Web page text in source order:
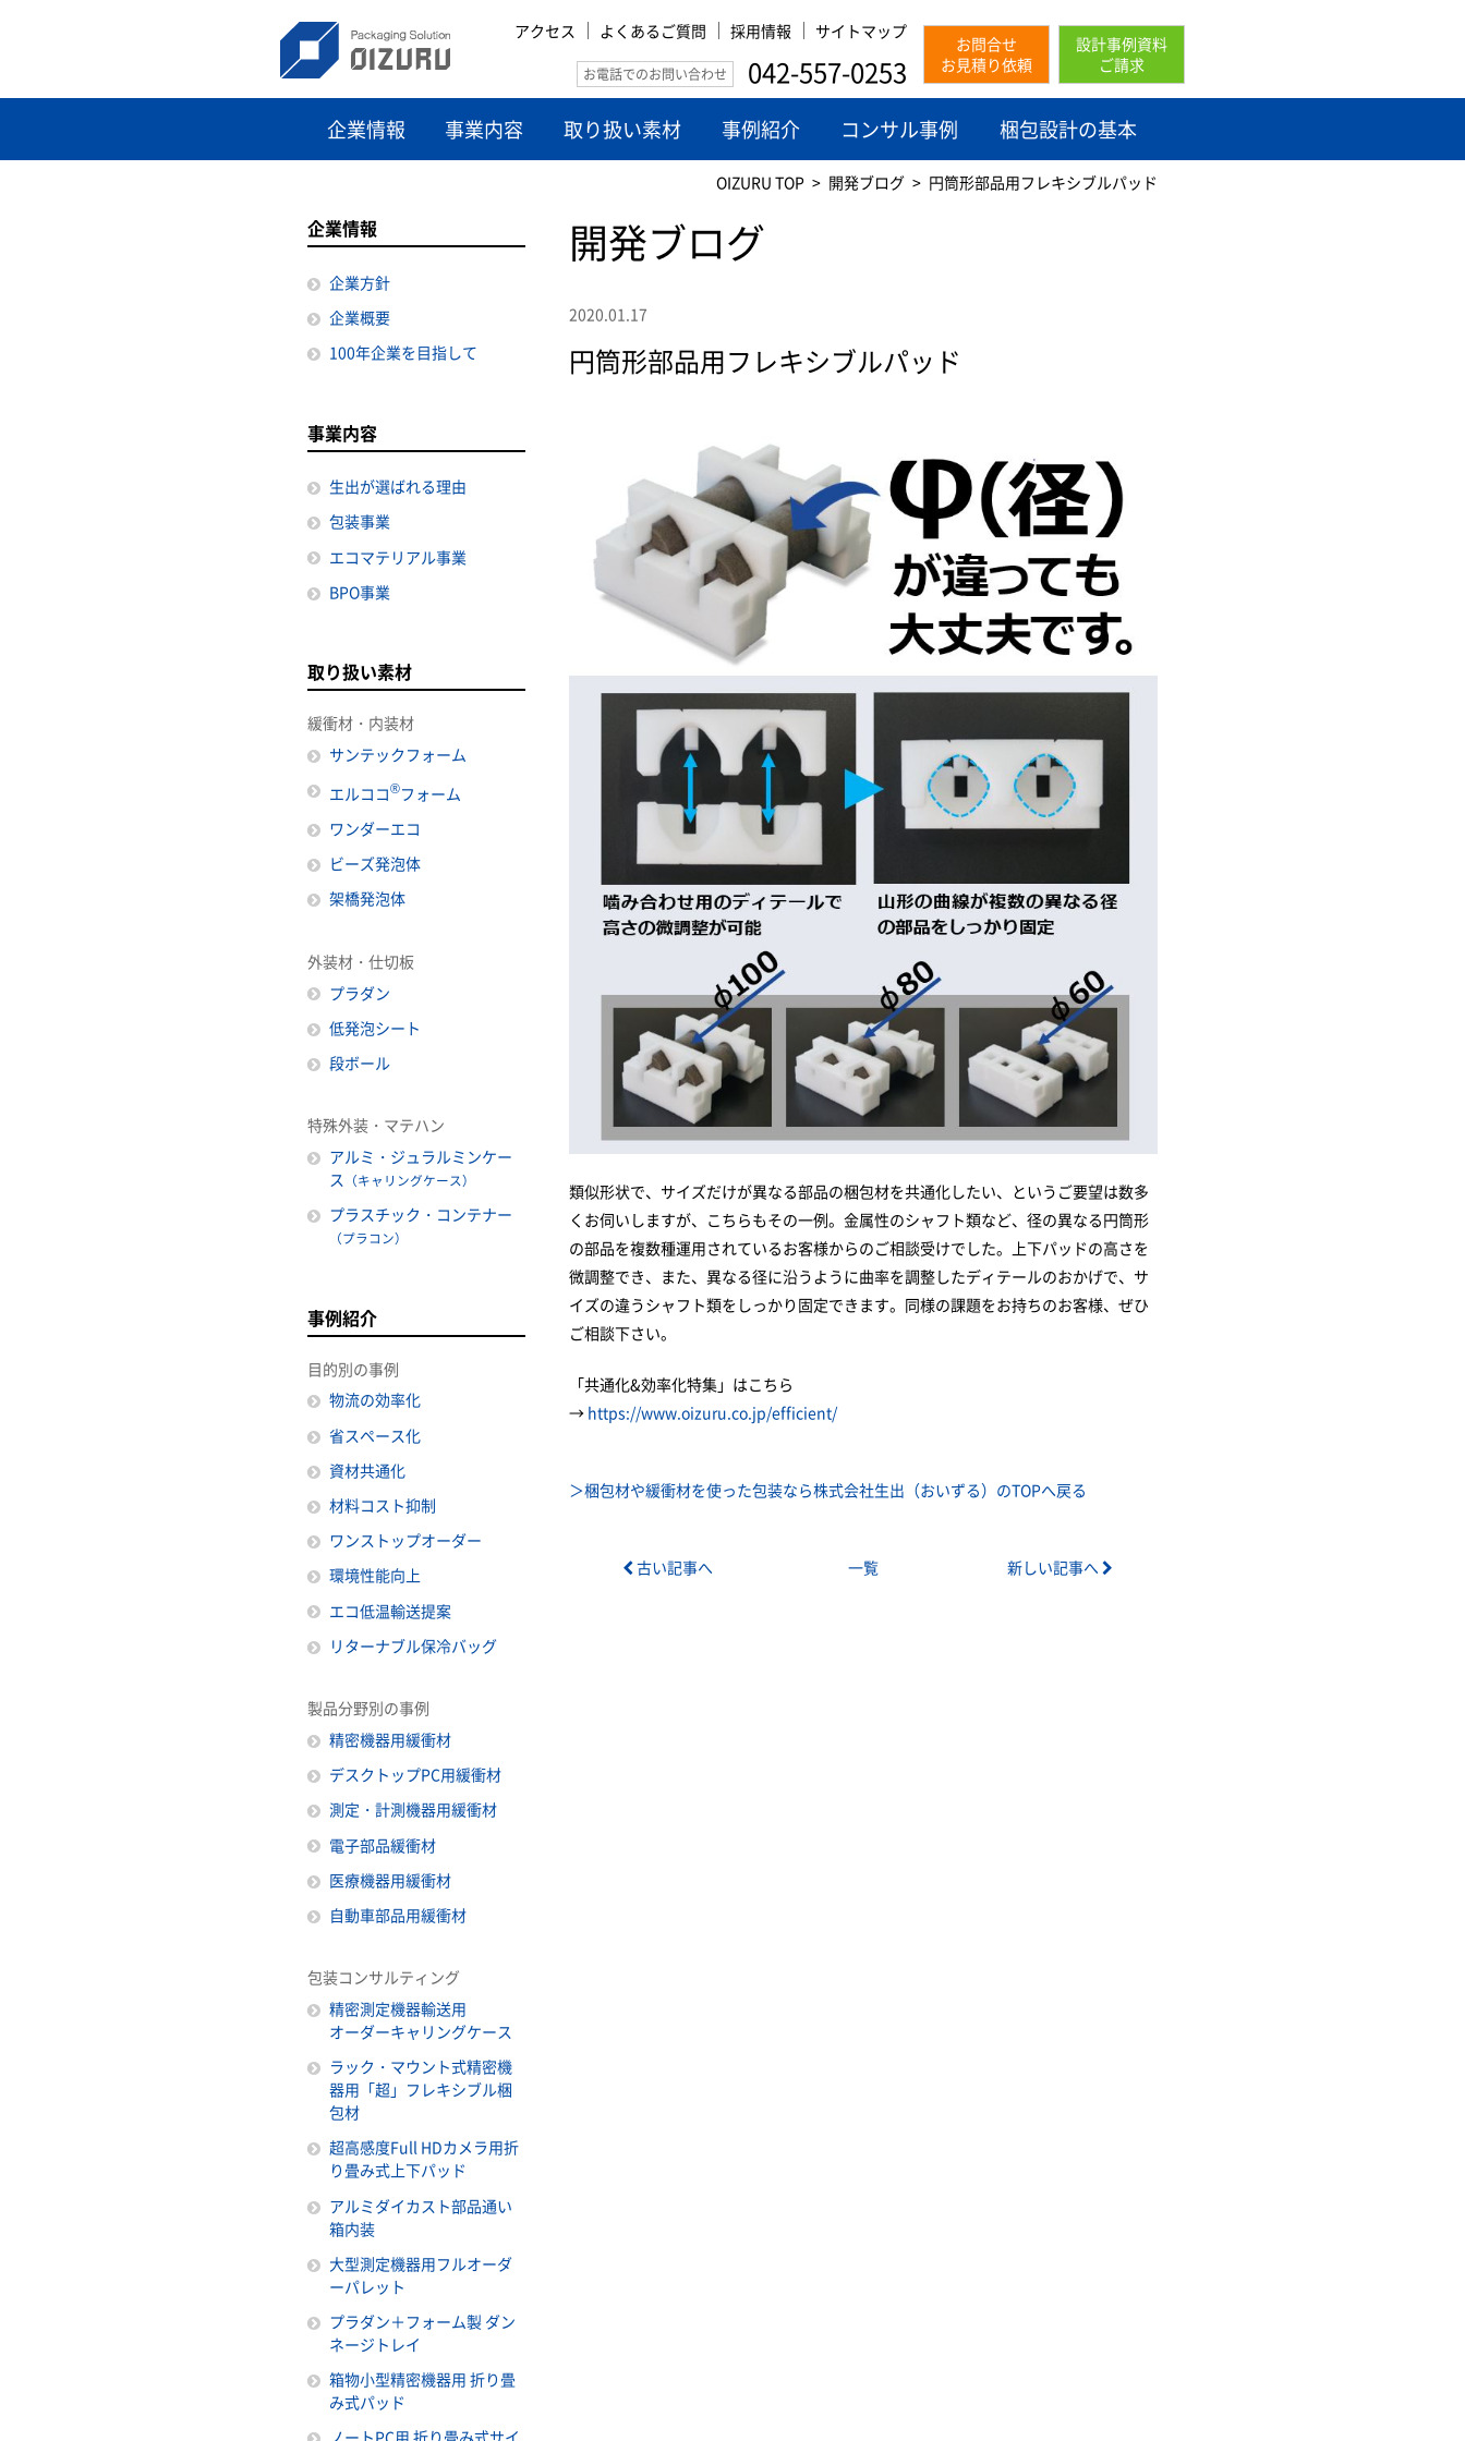
アクセス よくあるご質問 採用情報 サイトマップ
お電話でのお問い合わせ 042-557-0253
お問合せ
お見積り依頼
設計事例資料
ご請求
企業情報 事業内容 取り扱い素材 事例紹介 コンサル事例 梱包設計の基本
OIZURU TOP 開発ブログ 円筒形部品用フレキシブルパッド
開発ブログ
2020.01.17
円筒形部品用フレキシブルパッド
類似形状で、サイズだけが異なる部品の梱包材を共通化したい、というご要望は数多
くお伺いしますが、こちらもその一例。金属性のシャフト類など、径の異なる円筒形
の部品を複数種運用されているお客様からのご相談受けでした。上下パッドの高さを
微調整でき、また、異なる径に沿うように曲率を調整したディテールのおかげで、サ
イズの違うシャフト類をしっかり固定できます。同様の課題をお持ちのお客様、ぜひ
ご相談下さい。
「共通化&効率化特集」はこちら
→ https://www.oizuru.co.jp/efficient/
＞梱包材や緩衝材を使った包装なら株式会社生出（おいずる）のTOPへ戻る
古い記事へ 一覧 新しい記事へ
企業情報
企業方針
企業概要
100年企業を目指して
事業内容
生出が選ばれる理由
包装事業
エコマテリアル事業
BPO事業
取り扱い素材
緩衝材・内装材
サンテックフォーム
エルココ®フォーム
ワンダーエコ
ビーズ発泡体
架橋発泡体
外装材・仕切板
プラダン
低発泡シート
段ボール
特殊外装・マテハン
アルミ・ジュラルミンケー
ス （キャリングケース）
プラスチック・コンテナー
（プラコン）
事例紹介
目的別の事例
物流の効率化
省スペース化
資材共通化
材料コスト抑制
ワンストップオーダー
環境性能向上
エコ低温輸送提案
リターナブル保冷バッグ
製品分野別の事例
精密機器用緩衝材
デスクトップPC用緩衝材
測定・計測機器用緩衝材
電子部品緩衝材
医療機器用緩衝材
自動車部品用緩衝材
包装コンサルティング
精密測定機器輸送用
オーダーキャリングケース
ラック・マウント式精密機
器用「超」フレキシブル梱
包材
超高感度Full HDカメラ用折
り畳み式上下パッド
アルミダイカスト部品通い
箱内装
大型測定機器用フルオーダ
ーパレット
プラダン＋フォーム製 ダン
ネージトレイ
箱物小型精密機器用 折り畳
み式パッド